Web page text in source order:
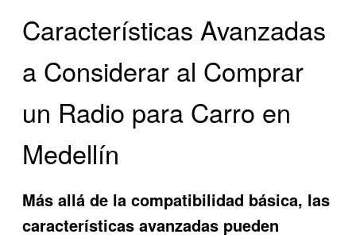
Características Avanzadas
a Considerar al Comprar
un Radio para Carro en
Medellín
Más allá de la compatibilidad básica, las
características avanzadas pueden